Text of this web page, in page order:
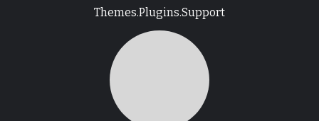
Themes.Plugins.Support